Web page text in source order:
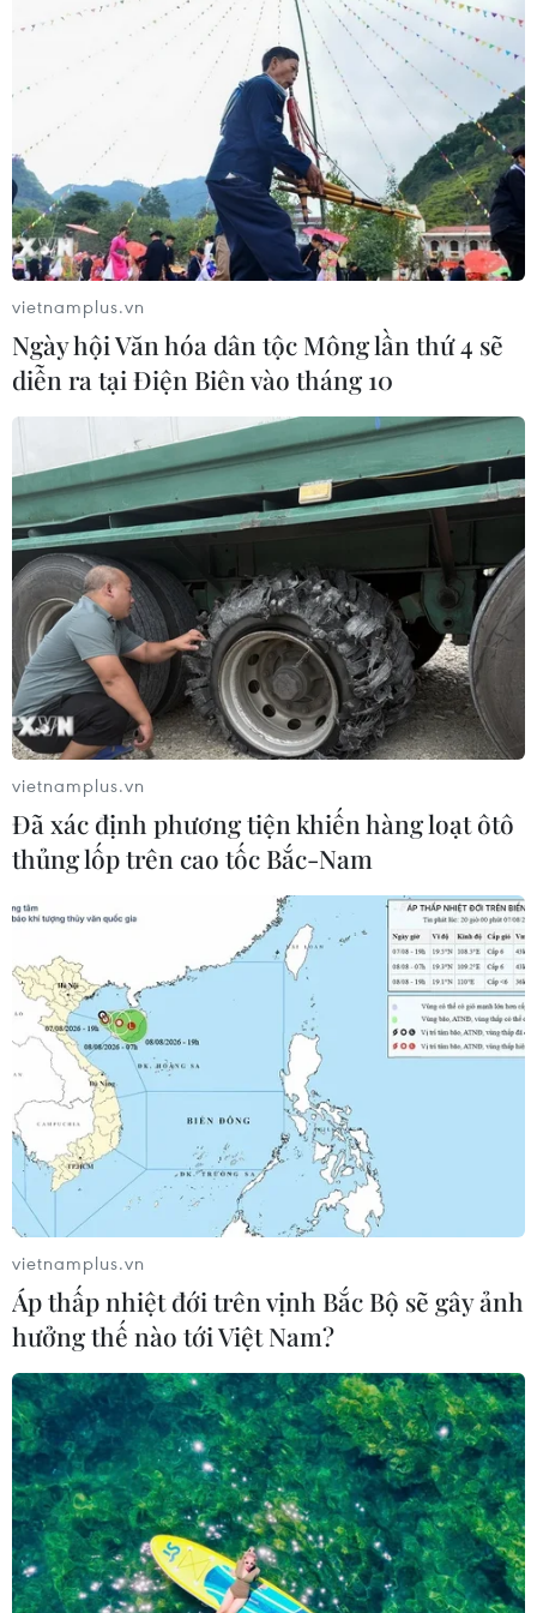
vietnamplus.vn
Ngày hội Văn hóa dân tộc Mông lần thứ 4 sẽ
diễn ra tại Điện Biên vào tháng 10
vietnamplus.vn
Đã xác định phương tiện khiến hàng loạt ôtô
thủng lốp trên cao tốc Bắc-Nam
vietnamplus.vn
Áp thấp nhiệt đới trên vịnh Bắc Bộ sẽ gây ảnh
hưởng thế nào tới Việt Nam?